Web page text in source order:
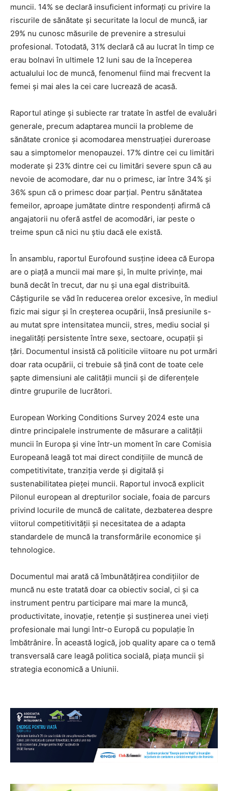
muncii. 14% se declară insuficient informați cu privire la
riscurile de sănătate și securitate la locul de muncă, iar
29% nu cunosc măsurile de prevenire a stresului
profesional. Totodată, 31% declară că au lucrat în timp ce
erau bolnavi în ultimele 12 luni sau de la începerea
actualului loc de muncă, fenomenul fiind mai frecvent la
femei și mai ales la cei care lucrează de acasă.
Raportul atinge și subiecte rar tratate în astfel de evaluări
generale, precum adaptarea muncii la probleme de
sănătate cronice și acomodarea menstruației dureroase
sau a simptomelor menopauzei. 17% dintre cei cu limitări
moderate și 23% dintre cei cu limitări severe spun că au
nevoie de acomodare, dar nu o primesc, iar între 34% și
36% spun că o primesc doar parțial. Pentru sănătatea
femeilor, aproape jumătate dintre respondenți afirmă că
angajatorii nu oferă astfel de acomodări, iar peste o
treime spun că nici nu știu dacă ele există.
În ansamblu, raportul Eurofound susține ideea că Europa
are o piață a muncii mai mare și, în multe privințe, mai
bună decât în trecut, dar nu și una egal distribuită.
Câștigurile se văd în reducerea orelor excesive, în mediul
fizic mai sigur și în creșterea ocupării, însă presiunile s-
au mutat spre intensitatea muncii, stres, mediu social și
inegalități persistente între sexe, sectoare, ocupații și
țări. Documentul insistă că politicile viitoare nu pot urmări
doar rata ocupării, ci trebuie să țină cont de toate cele
șapte dimensiuni ale calității muncii și de diferențele
dintre grupurile de lucrători.
European Working Conditions Survey 2024 este una
dintre principalele instrumente de măsurare a calității
muncii în Europa și vine într-un moment în care Comisia
Europeană leagă tot mai direct condițiile de muncă de
competitivitate, tranziția verde și digitală și
sustenabilitatea pieței muncii. Raportul invocă explicit
Pilonul european al drepturilor sociale, foaia de parcurs
privind locurile de muncă de calitate, dezbaterea despre
viitorul competitivității și necesitatea de a adapta
standardele de muncă la transformările economice și
tehnologice.
Documentul mai arată că îmbunătățirea condițiilor de
muncă nu este tratată doar ca obiectiv social, ci și ca
instrument pentru participare mai mare la muncă,
productivitate, inovație, retenție și susținerea unei vieți
profesionale mai lungi într-o Europă cu populație în
îmbătrânire. În această logică, job quality apare ca o temă
transversală care leagă politica socială, piața muncii și
strategia economică a Uniunii.